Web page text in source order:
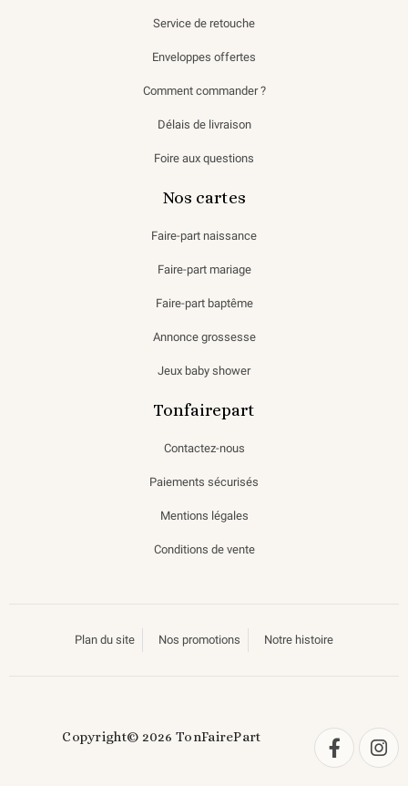
Service de retouche
Enveloppes offertes
Comment commander ?
Délais de livraison
Foire aux questions
Nos cartes
Faire-part naissance
Faire-part mariage
Faire-part baptême
Annonce grossesse
Jeux baby shower
Tonfairepart
Contactez-nous
Paiements sécurisés
Mentions légales
Conditions de vente
Plan du site Nos promotions Notre histoire
Copyright© 2026 TonFairePart